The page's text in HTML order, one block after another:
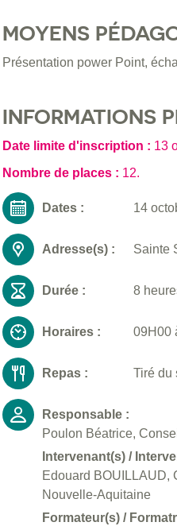
MOYENS
Présentation power Point,
INFORMATIONS
Date limite d'inscription : 13
Nombre de places : 12.
Dates : 14
Adresse(s) : Sainte
Durée : 8
Horaires : 09H00
Repas : Tiré du
Responsable :
Poulon Béatrice,
Intervenant(s) /
Edouard BOUILLAUD,
Nouvelle-Aquitaine
Formateur(s) /